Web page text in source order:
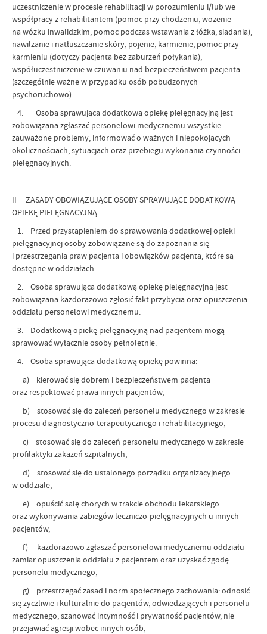
uczestniczenie w procesie rehabilitacji w porozumieniu i/lub we
współpracy z rehabilitantem (pomoc przy chodzeniu, wożenie
na wózku inwalidzkim, pomoc podczas wstawania z łóżka, siadania),
nawilżanie i natłuszczanie skóry, pojenie, karmienie, pomoc przy
karmieniu (dotyczy pacjenta bez zaburzeń połykania),
współuczestniczenie w czuwaniu nad bezpieczeństwem pacjenta
(szczególnie ważne w przypadku osób pobudzonych
psychoruchowo).
4. Osoba sprawująca dodatkową opiekę pielęgnacyjną jest
zobowiązana zgłaszać personelowi medycznemu wszystkie
zauważone problemy, informować o ważnych i niepokojących
okolicznościach, sytuacjach oraz przebiegu wykonania czynności
pielęgnacyjnych.
II ZASADY OBOWIĄZUJĄCE OSOBY SPRAWUJĄCE DODATKOWĄ
OPIEKĘ PIELĘGNACYJNĄ
1. Przed przystąpieniem do sprawowania dodatkowej opieki
pielęgnacyjnej osoby zobowiązane są do zapoznania się
i przestrzegania praw pacjenta i obowiązków pacjenta, które są
dostępne w oddziałach.
2. Osoba sprawująca dodatkową opiekę pielęgnacyjną jest
zobowiązana każdorazowo zgłosić fakt przybycia oraz opuszczenia
oddziału personelowi medycznemu.
3. Dodatkową opiekę pielęgnacyjną nad pacjentem mogą
sprawować wyłącznie osoby pełnoletnie.
4. Osoba sprawująca dodatkową opiekę powinna:
a) kierować się dobrem i bezpieczeństwem pacjenta
oraz respektować prawa innych pacjentów,
b) stosować się do zaleceń personelu medycznego w zakresie
procesu diagnostyczno-terapeutycznego i rehabilitacyjnego,
c) stosować się do zaleceń personelu medycznego w zakresie
profilaktyki zakażeń szpitalnych,
d) stosować się do ustalonego porządku organizacyjnego
w oddziale,
e) opuścić salę chorych w trakcie obchodu lekarskiego
oraz wykonywania zabiegów leczniczo-pielęgnacyjnych u innych
pacjentów,
f) każdorazowo zgłaszać personelowi medycznemu oddziału
zamiar opuszczenia oddziału z pacjentem oraz uzyskać zgodę
personelu medycznego,
g) przestrzegać zasad i norm społecznego zachowania: odnosić
się życzliwie i kulturalnie do pacjentów, odwiedzających i personelu
medycznego, szanować intymność i prywatność pacjentów, nie
przejawiać agresji wobec innych osób,